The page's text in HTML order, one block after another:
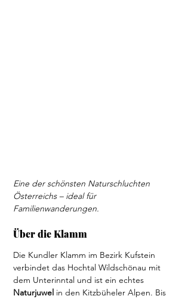
Eine der schönsten Naturschluchten
Österreichs – ideal für
Familienwanderungen.
Über die Klamm
Die Kundler Klamm im Bezirk Kufstein
verbindet das Hochtal Wildschönau mit
dem Unterinntal und ist ein echtes
Naturjuwel in den Kitzbüheler Alpen. Bis